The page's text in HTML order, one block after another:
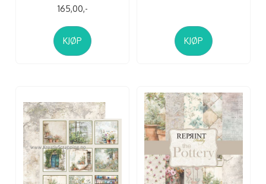
165,00,-
KJØP KJØP